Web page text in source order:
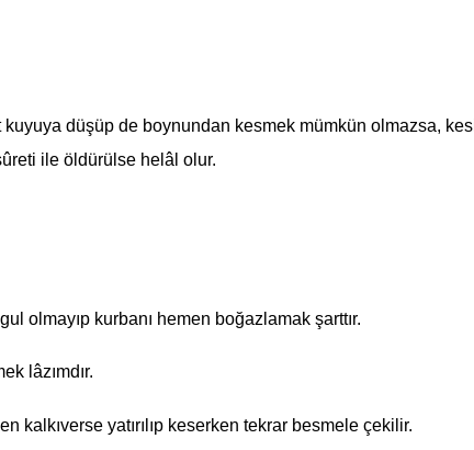
düşüp de boynundan kesmek mümkün olmazsa,
ile öldürülse helâl olur.
olmayıp kurbanı hemen boğazlamak şarttır.
lâzımdır.
yatırılıp keserken tekrar besmele çekilir.